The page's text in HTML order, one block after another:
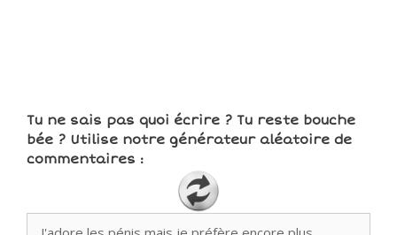
Tu ne sais pas quoi écrire ? Tu reste bouche
bée ? Utilise notre générateur aléatoire de
commentaires :